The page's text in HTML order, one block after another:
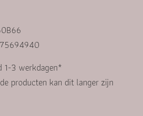
1-3 werkdagen*
producten kan dit langer zijn